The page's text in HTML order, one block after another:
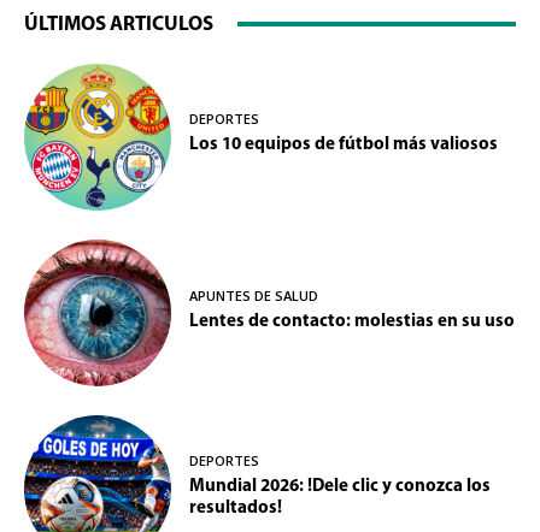
ÚLTIMOS ARTICULOS
DEPORTES
Los 10 equipos de fútbol más valiosos
APUNTES DE SALUD
Lentes de contacto: molestias en su uso
DEPORTES
Mundial 2026: !Dele clic y conozca los
resultados!